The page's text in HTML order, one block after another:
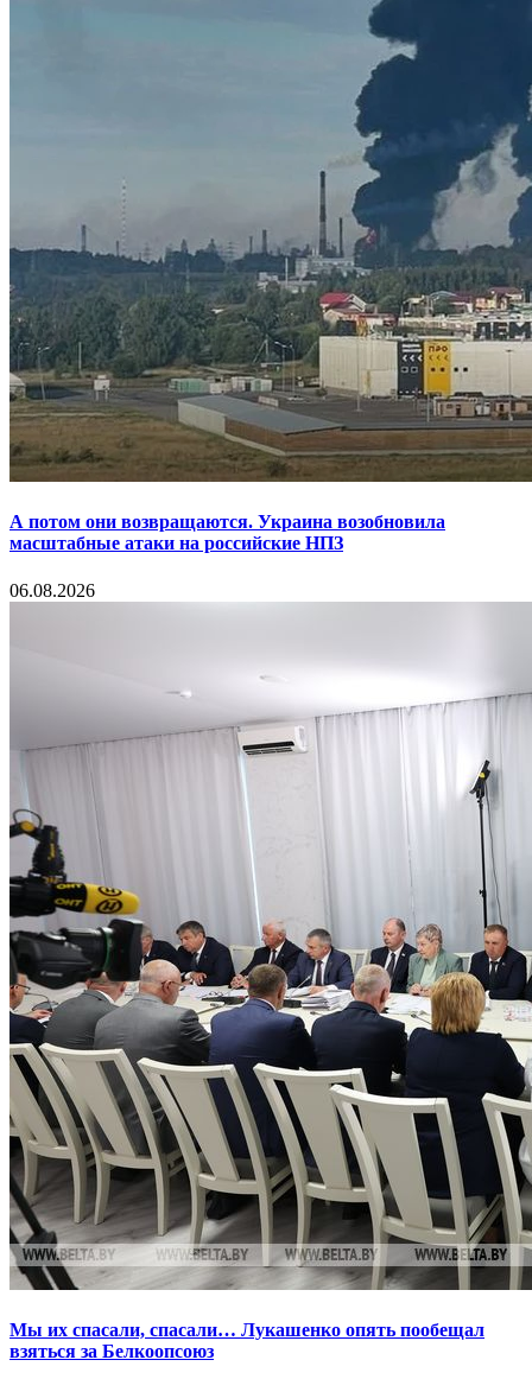
А потом они возвращаются. Украина возобновила
масштабные атаки на российские НПЗ
06.08.2026
Мы их спасали, спасали… Лукашенко опять пообещал
взяться за Белкоопсоюз